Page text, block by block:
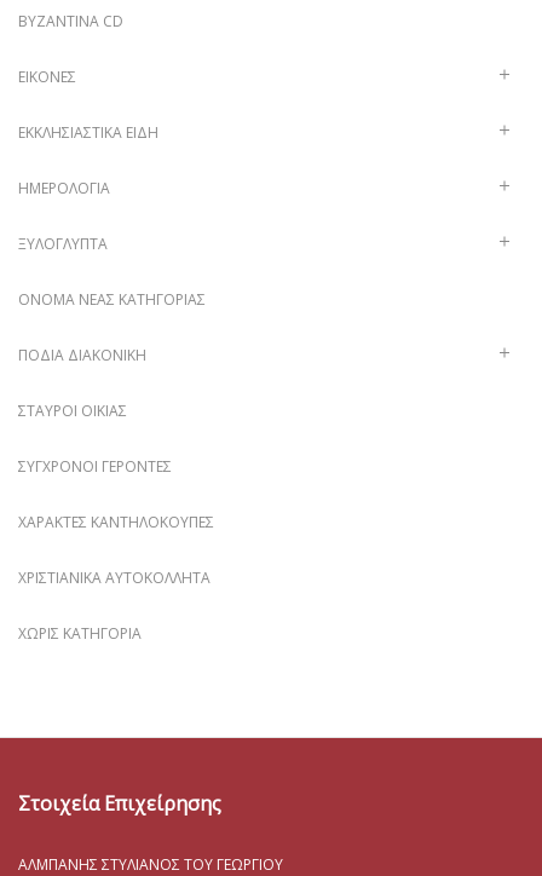
ΒΥΖΑΝΤΙΝΑ CD
ΕΙΚΌΝΕΣ
ΕΚΚΛΗΣΙΑΣΤΙΚΆ ΕΊΔΗ
ΗΜΕΡΟΛΌΓΙΑ
ΞΥΛΌΓΛΥΠΤΑ
ΌΝΟΜΑ ΝΈΑΣ ΚΑΤΗΓΟΡΊΑΣ
ΠΟΔΙΆ ΔΙΑΚΟΝΙΚΉ
ΣΤΑΥΡΟΊ ΟΙΚΊΑΣ
ΣΎΓΧΡΟΝΟΙ ΓΈΡΟΝΤΕΣ
ΧΑΡΑΚΤΈΣ ΚΑΝΤΗΛΌΚΟΥΠΕΣ
ΧΡΙΣΤΙΑΝΙΚΆ ΑΥΤΟΚΌΛΛΗΤΑ
ΧΩΡΊΣ ΚΑΤΗΓΟΡΊΑ
Στοιχεία Επιχείρησης
ΑΛΜΠΑΝΗΣ ΣΤΥΛΙΑΝΟΣ ΤΟΥ ΓΕΩΡΓΙΟΥ